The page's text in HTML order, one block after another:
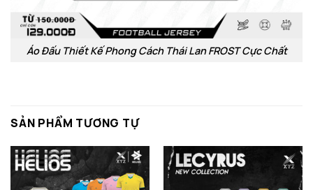
Áo Đấu Thiết Kế Phong Cách Thái Lan FROST Cực Chất
SẢN PHẨM TƯƠNG TỰ